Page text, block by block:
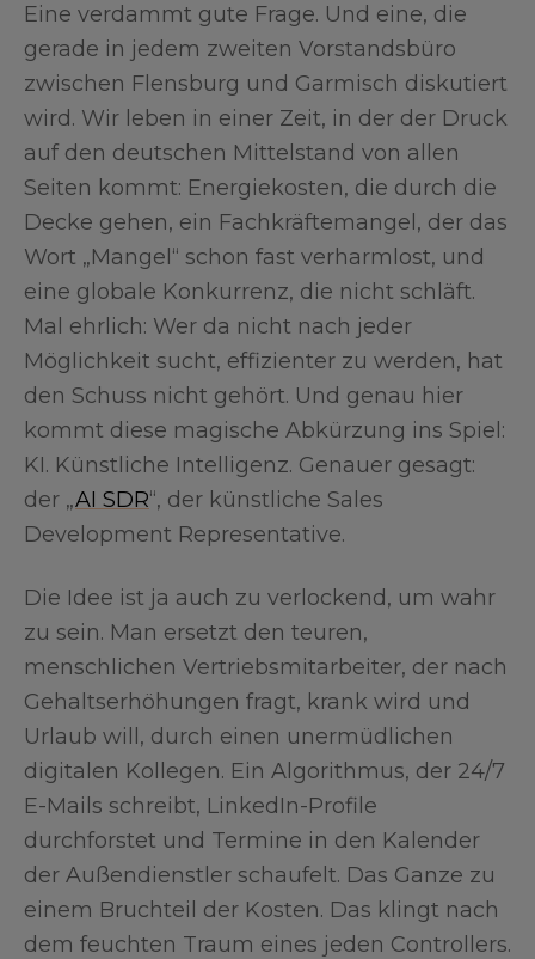
Eine verdammt gute Frage. Und eine, die
gerade in jedem zweiten Vorstandsbüro
zwischen Flensburg und Garmisch diskutiert
wird. Wir leben in einer Zeit, in der der Druck
auf den deutschen Mittelstand von allen
Seiten kommt: Energiekosten, die durch die
Decke gehen, ein Fachkräftemangel, der das
Wort „Mangel“ schon fast verharmlost, und
eine globale Konkurrenz, die nicht schläft.
Mal ehrlich: Wer da nicht nach jeder
Möglichkeit sucht, effizienter zu werden, hat
den Schuss nicht gehört. Und genau hier
kommt diese magische Abkürzung ins Spiel:
KI. Künstliche Intelligenz. Genauer gesagt:
der „AI SDR“, der künstliche Sales
Development Representative.
Die Idee ist ja auch zu verlockend, um wahr
zu sein. Man ersetzt den teuren,
menschlichen Vertriebsmitarbeiter, der nach
Gehaltserhöhungen fragt, krank wird und
Urlaub will, durch einen unermüdlichen
digitalen Kollegen. Ein Algorithmus, der 24/7
E-Mails schreibt, LinkedIn-Profile
durchforstet und Termine in den Kalender
der Außendienstler schaufelt. Das Ganze zu
einem Bruchteil der Kosten. Das klingt nach
dem feuchten Traum eines jeden Controllers.